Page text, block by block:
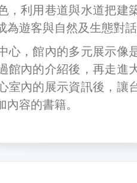
，利用巷道與水道把建
為遊客與自然及生態對話
心，館內的多元展示像
館內的介紹後，再走進
室內的展示資訊後，讓
容的書籍。